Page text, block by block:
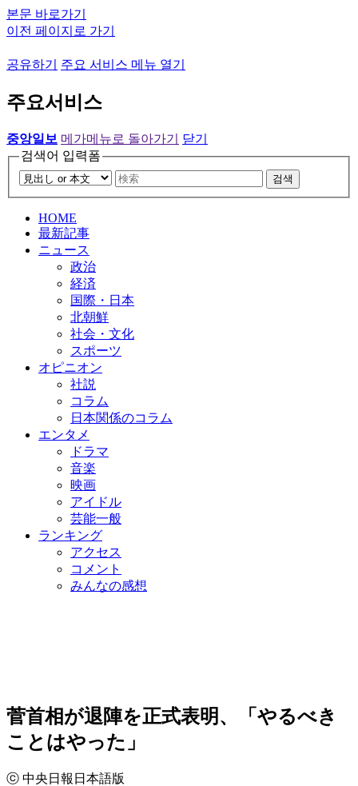
본문 바로가기
이전 페이지로 가기
공유하기 주요 서비스 메뉴 열기
주요서비스
중앙일보 메가메뉴로 돌아가기
닫기
검색어 입력폼
검색
HOME
最新記事
ニュース
政治
経済
国際・日本
北朝鮮
社会・文化
スポーツ
オピニオン
社説
コラム
日本関係のコラム
エンタメ
ドラマ
音楽
映画
アイドル
芸能一般
ランキング
アクセス
コメント
みんなの感想
菅首相が退陣を正式表明、「やるべき
ことはやった」
ⓒ 中央日報日本語版